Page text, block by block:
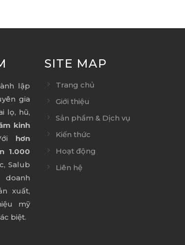
lập
gia
lọ, hũ,
kinh
hơn
1.000
Salub
xuất,
mỹ
biệt.
SITE MAP
Trang chủ
Giới thiệu
Sản phẩm & Dịch vụ
Kiến thức
Hoạt động
Liên hệ